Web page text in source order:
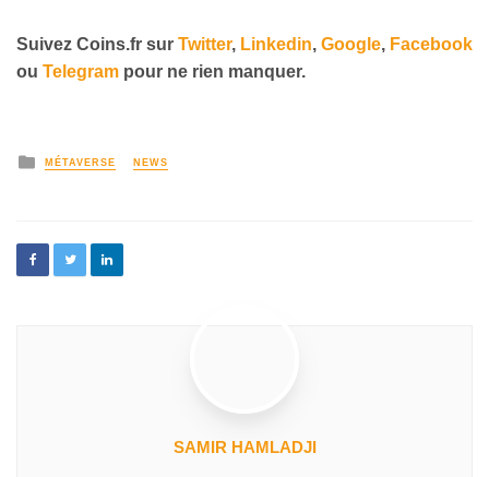
Suivez Coins.fr sur Twitter, Linkedin, Google, Facebook
ou Telegram pour ne rien manquer.
MÉTAVERSE NEWS
SAMIR HAMLADJI